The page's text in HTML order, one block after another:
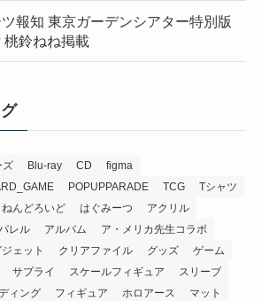
ツ報知 東京ガーデンシアター特別版
鈴ねね掲載
ズ Blu-ray CD
figma
POPUPPARADE TCG
Tシャツ
ねんどろいど はぐみーつ
アクリル
レル アルバム
ア・メリカ先生コラボ
ジェット クリアファイル グッズ
ゲーム
サプライ スケールフィギュア
スリーブ
ィング フィギュア ホロアース
マット